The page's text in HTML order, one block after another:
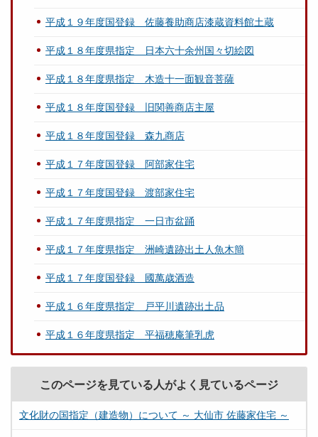
平成１９年度国登録 佐藤養助商店漆蔵資料館土蔵
平成１８年度県指定 日本六十余州国々切絵図
平成１８年度県指定 木造十一面観音菩薩
平成１８年度国登録 旧関善商店主屋
平成１８年度国登録 森九商店
平成１７年度国登録 阿部家住宅
平成１７年度国登録 渡部家住宅
平成１７年度県指定 一日市盆踊
平成１７年度県指定 洲崎遺跡出土人魚木簡
平成１７年度国登録 國萬歳酒造
平成１６年度県指定 戸平川遺跡出土品
平成１６年度県指定 平福穂庵筆乳虎
このページを見ている人がよく見ているページ
文化財の国指定（建造物）について ～ 大仙市 佐藤家住宅 ～